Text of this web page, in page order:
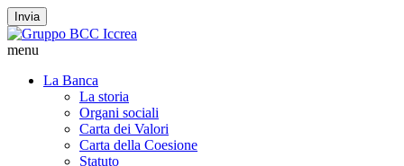
Invia
menu
La Banca
La storia
Organi sociali
Carta dei Valori
Carta della Coesione
Statuto